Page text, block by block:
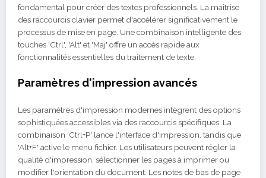
fondamental pour créer des textes professionnels. La maîtrise
des raccourcis clavier permet d'accélérer significativement le
processus de mise en page. Une combinaison intelligente des
touches 'Ctrl', 'Alt' et 'Maj' offre un accès rapide aux
fonctionnalités essentielles du traitement de texte.
Paramètres d'impression avancés
Les paramètres d'impression modernes intègrent des options
sophistiquées accessibles via des raccourcis spécifiques. La
combinaison 'Ctrl+P' lance l'interface d'impression, tandis que
'Alt+F' active le menu fichier. Les utilisateurs peuvent régler la
qualité d'impression, sélectionner les pages à imprimer ou
modifier l'orientation du document. Les notes de bas de page